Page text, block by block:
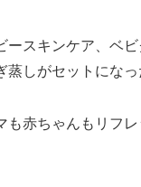
ースキンケア、ベ
蒸しがセットにな
も赤ちゃんもリフ